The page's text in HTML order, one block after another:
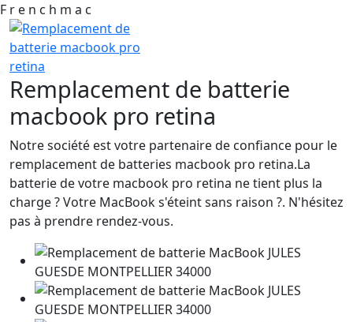
F r e n c h m a c
Remplacement de batterie
macbook pro retina
Notre société est votre partenaire de confiance pour le
remplacement de batteries macbook pro retina.La
batterie de votre macbook pro retina ne tient plus la
charge ? Votre MacBook s'éteint sans raison ?. N'hésitez
pas à prendre rendez-vous.